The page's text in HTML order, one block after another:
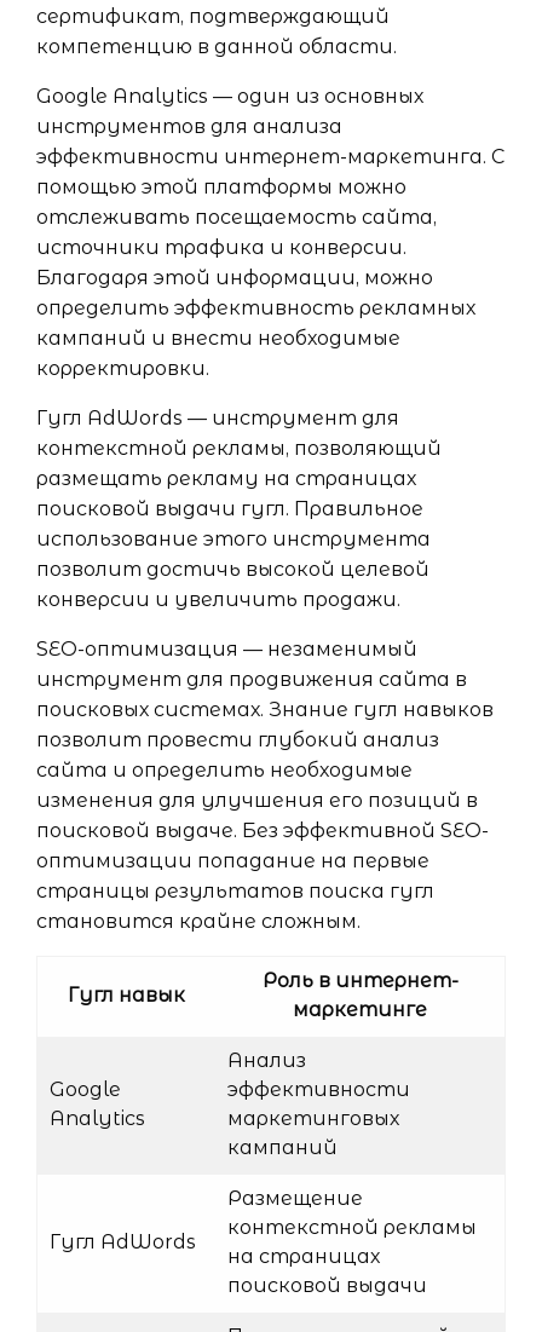
сертификат, подтверждающий
компетенцию в данной области.
Google Analytics — один из основных
инструментов для анализа
эффективности интернет-маркетинга. С
помощью этой платформы можно
отслеживать посещаемость сайта,
источники трафика и конверсии.
Благодаря этой информации, можно
определить эффективность рекламных
кампаний и внести необходимые
корректировки.
Гугл AdWords — инструмент для
контекстной рекламы, позволяющий
размещать рекламу на страницах
поисковой выдачи гугл. Правильное
использование этого инструмента
позволит достичь высокой целевой
конверсии и увеличить продажи.
SEO-оптимизация — незаменимый
инструмент для продвижения сайта в
поисковых системах. Знание гугл навыков
позволит провести глубокий анализ
сайта и определить необходимые
изменения для улучшения его позиций в
поисковой выдаче. Без эффективной SEO-
оптимизации попадание на первые
страницы результатов поиска гугл
становится крайне сложным.
Гугл навык
Роль в интернет-
маркетинге
Google
Analytics
Анализ
эффективности
маркетинговых
кампаний
Гугл AdWords
Размещение
контекстной рекламы
на страницах
поисковой выдачи